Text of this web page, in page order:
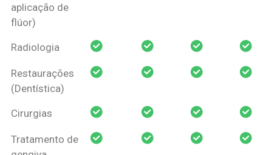
aplicação de
flúor)
Radiologia
Restaurações
(Dentística)
Cirurgias
Tratamento de